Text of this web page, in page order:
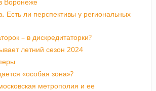
Есть ли перспективы у региональных
– в дискредитаторки?
летний сезон 2024
«особая зона»?
метрополия и ее